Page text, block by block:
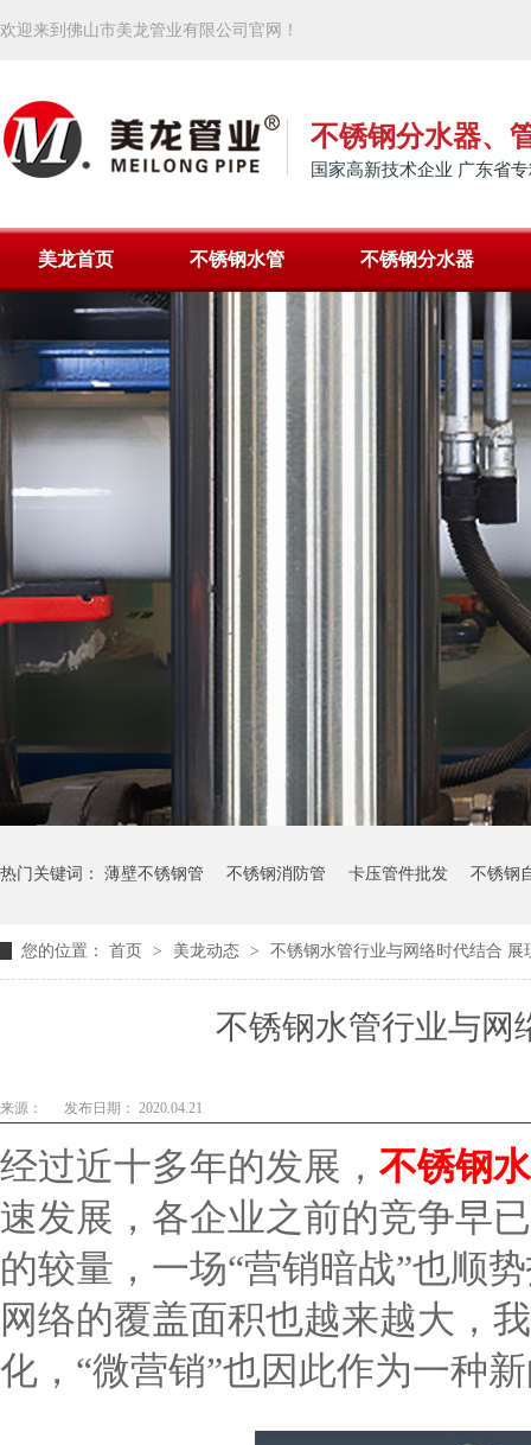
欢迎来到佛山市美龙管业有限公司官网！
不锈钢分水器、
国家高新技术企业 广东省
美龙首页 不锈钢水管 不锈钢分水器
热门关键词： 薄壁不锈钢管 不锈钢消防管 卡压管件批发 不锈钢
您的位置： 首页 > 美龙动态 > 不锈钢水管行业与网络时代结合 展
不锈钢水管行业与网
来源： 发布日期： 2020.04.21
经过近十多年的发展， 不锈钢
速发展，各企业之前的竞争早
的较量，一场“营销暗战”也顺
网络的覆盖面积也越来越大，
化，“微营销”也因此作为一种